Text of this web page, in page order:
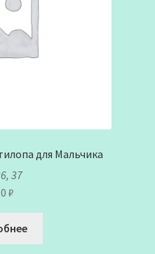
для Мальчика
37
₽